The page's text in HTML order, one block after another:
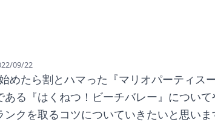
09/22
めたら割とハマった『マリオパーティス
ある『はくねつ！ビーチバレー』につい
ンクを取るコツについていきたいと思いま